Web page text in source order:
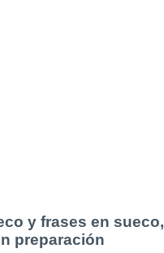
y frases en sueco,
preparación